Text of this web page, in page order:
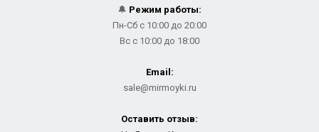
🔔 Режим работы:
Пн-Сб с 10:00 до 20:00
Вс с 10:00 до 18:00
Email:
sale@mirmoyki.ru
Оставить отзыв: